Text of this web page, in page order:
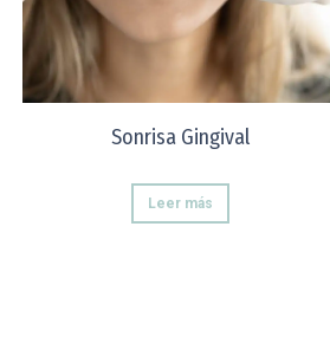
Sonrisa Gingival
Leer más